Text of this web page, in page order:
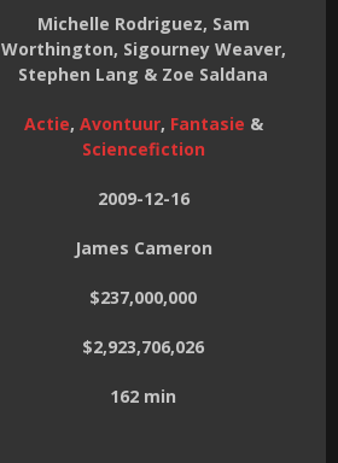
Michelle Rodriguez, Sam
Worthington, Sigourney Weaver,
Stephen Lang & Zoe Saldana
Actie, Avontuur, Fantasie &
Sciencefiction
2009-12-16
James Cameron
$237,000,000
$2,923,706,026
162 min